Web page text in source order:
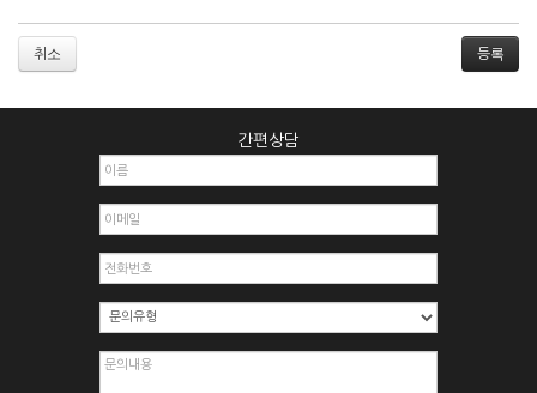
거절하거나 취소할 수 있으며, 실명으로 등록하지 않은 자의 일
2. 개인정보를 허위로 기재하여 신청할 경우
3. 경쟁 관게에 있는 이용자가 신청할 경우
4. 타인의 서비스 이용을 방해하거나, 정보를 도용한 경우
6. 이용자가 영업활동 또는 부정한 용도로 본 서비스를 이용할
7. 회사의 정보를 사전 승낙 없이 전재, 변조, 복사하여 이용하
8. 기타 회사가 정한 제반 사항을 위반하며 신청하는 경우
제5조 (서비스의 이용 및 중지)
취소
간편상담